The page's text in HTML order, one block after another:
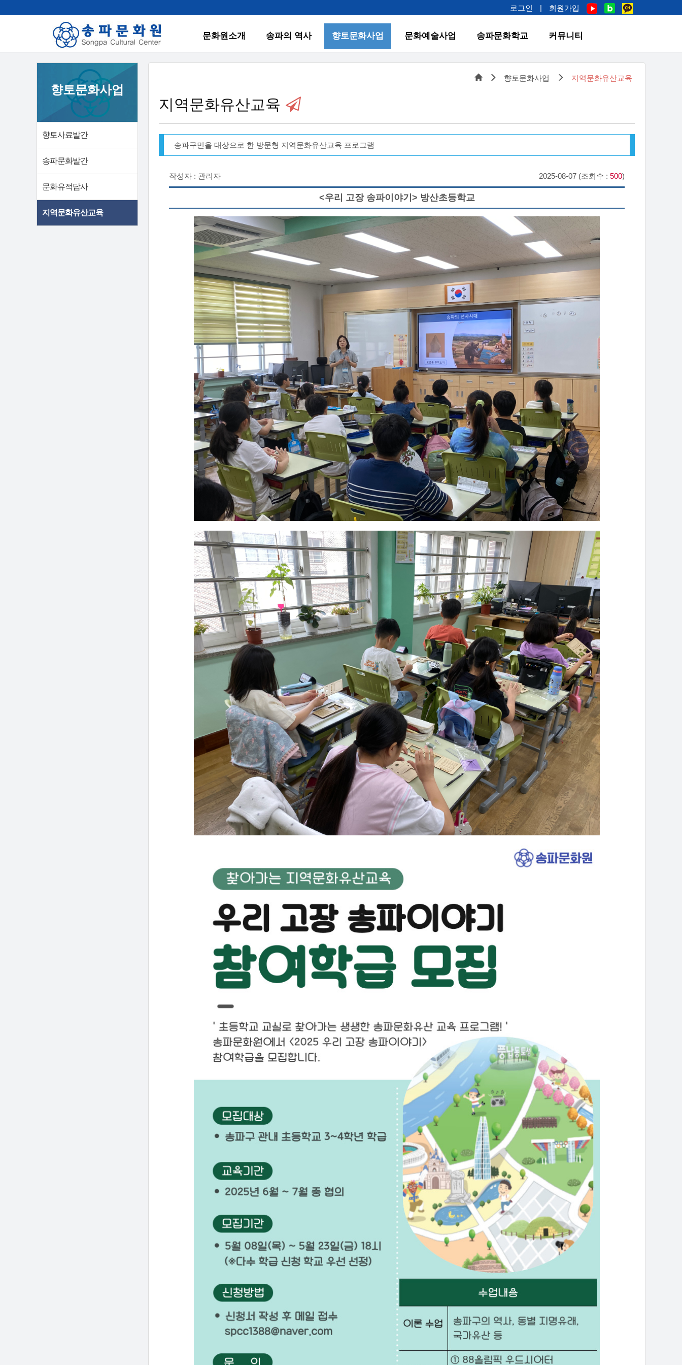
로그인 | 회원가입
문화원소개 송파의 역사 향토문화사업 문화예술사업 송파문화학교 커뮤니티
향토문화사업
향토사료발간
송파문화발간
문화유적답사
지역문화유산교육
향토문화사업 지역문화유산교육
지역문화유산교육
송파구민을 대상으로 한 방문형 지역문화유산교육 프로그램
작성자 : 관리자 2025-08-07 (조회수 : 500)
<우리 고장 송파이야기> 방산초등학교